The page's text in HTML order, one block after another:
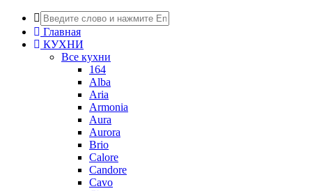
Главная
КУХНИ
Все кухни
164
Alba
Aria
Armonia
Aura
Aurora
Brio
Calore
Candore
Cavo